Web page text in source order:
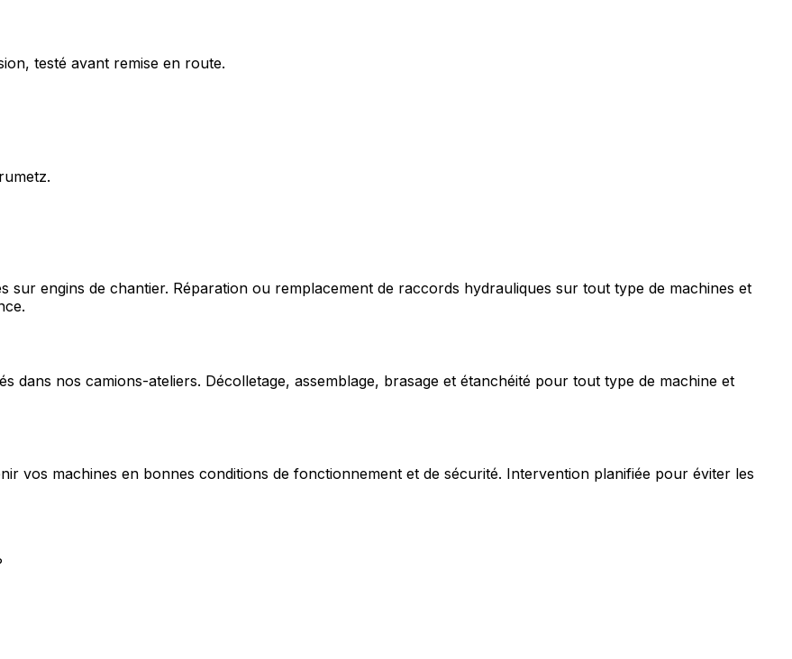
testé avant remise en route.
sur engins de chantier. Réparation ou remplacement de raccords hydrauliques sur tout type de machines et
nos camions-ateliers. Décolletage, assemblage, brasage et étanchéité pour tout type de machine et
vos machines en bonnes conditions de fonctionnement et de sécurité. Intervention planifiée pour éviter les